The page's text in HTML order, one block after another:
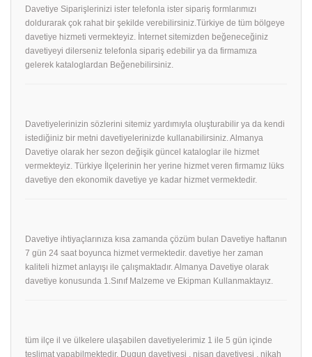
Davetiye Siparişlerinizi ister telefonla ister sipariş formlarımızı
doldurarak çok rahat bir şekilde verebilirsiniz.Türkiye de tüm bölgeye
davetiye hizmeti vermekteyiz. İnternet sitemizden beğeneceğiniz
davetiyeyi dilerseniz telefonla sipariş edebilir ya da firmamıza
gelerek kataloglardan Beğenebilirsiniz.
Davetiyelerinizin sözlerini sitemiz yardımıyla oluşturabilir ya da kendi
istediğiniz bir metni davetiyelerinizde kullanabilirsiniz. Almanya
Davetiye olarak her sezon değişik güncel kataloglar ile hizmet
vermekteyiz. Türkiye İlçelerinin her yerine hizmet veren firmamız lüks
davetiye den ekonomik davetiye ye kadar hizmet vermektedir.
Davetiye ihtiyaçlarınıza kısa zamanda çözüm bulan Davetiye haftanın
7 gün 24 saat boyunca hizmet vermektedir. davetiye her zaman
kaliteli hizmet anlayışı ile çalışmaktadır. Almanya Davetiye olarak
davetiye konusunda 1.Sınıf Malzeme ve Ekipman Kullanmaktayız.
tüm ilçe il ve ülkelere ulaşabilen davetiyelerimiz 1 ile 5 gün içinde
teslimat yapabilmektedir. Dugun davetiyesi , nişan davetiyesi , nikah